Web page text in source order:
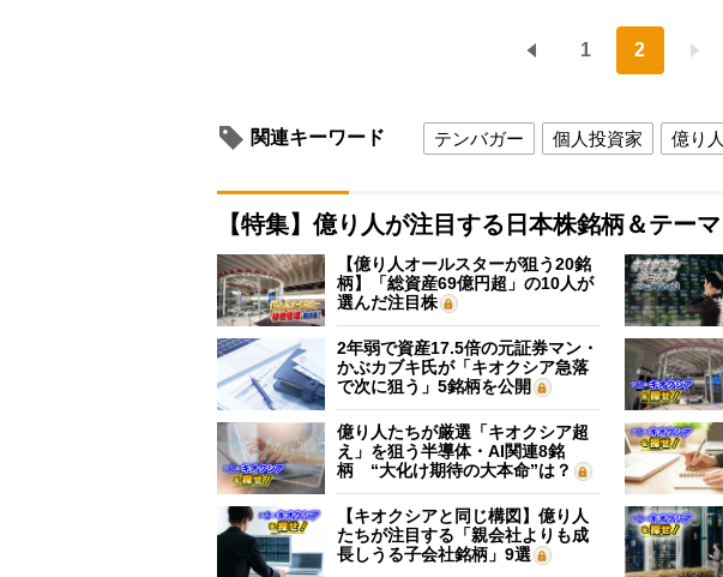
1 2
関連キーワード テンバガー 個人投資家 億り人
【特集】億り人が注目する日本株銘柄＆テーマ
【億り人オールスターが狙う20銘
柄】「総資産69億円超」の10人が
選んだ注目株
2年弱で資産17.5倍の元証券マン・
かぶカブキ氏が「キオクシア急落
で次に狙う」5銘柄を公開
億り人たちが厳選「キオクシア超
え」を狙う半導体・AI関連8銘
柄 “大化け期待の大本命”は？
【キオクシアと同じ構図】億り人
たちが注目する「親会社よりも成
長しうる子会社銘柄」9選